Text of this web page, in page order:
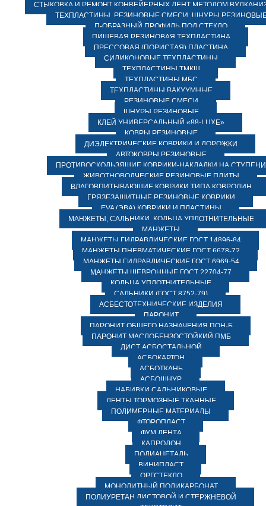
СТЫКОВКА И РЕМОНТ КОНВЕЙЕРНЫХ ЛЕНТ МЕТОДОМ
ТЕХПЛАСТИНЫ, РЕЗИНОВЫЕ СМЕСИ, ШНУРЫ
П-ОБРАЗНЫЙ ПРОФИЛЬ ПОД СТЕКЛО
ПИЩЕВАЯ РЕЗИНОВАЯ ТЕХПЛАСТИНА
ПРЕССОВАЯ (ПОРИСТАЯ) ПЛАСТИНА
СИЛИКОНОВЫЕ ТЕХПЛАСТИНЫ
ТЕХПЛАСТИНЫ ТМКЩ
ТЕХПЛАСТИНЫ МБС
ТЕХПЛАСТИНЫ ВАКУУМНЫЕ
РЕЗИНОВЫЕ СМЕСИ
ШНУРЫ РЕЗИНОВЫЕ
КЛЕЙ УНИВЕРСАЛЬНЫЙ «88-LUXE»
КОВРЫ РЕЗИНОВЫЕ
ДИЭЛЕКТРИЧЕСКИЕ КОВРИКИ И ДОРОЖКИ
АВТОКОВРЫ РЕЗИНОВЫЕ
ПРОТИВОСКОЛЬЗЯЩИЕ КОВРИКИ-НАКЛАДКИ НА СТУПЕНИ
ЖИВОТНОВОДЧЕСКИЕ РЕЗИНОВЫЕ ПЛИТЫ
ВЛАГОВПИТЫВАЮЩИЕ КОВРИКИ ТИПА КОВРОЛИН
ГРЯЗЕЗАЩИТНЫЕ РЕЗИНОВЫЕ КОВРИКИ
EVA (ЭВА) КОВРИКИ И ПЛАСТИНЫ
МАНЖЕТЫ, САЛЬНИКИ, КОЛЬЦА УПЛОТНИТЕЛЬНЫЕ
МАНЖЕТЫ
МАНЖЕТЫ ГИДРАВЛИЧЕСКИЕ ГОСТ 14896-84
МАНЖЕТЫ ПНЕВМАТИЧЕСКИЕ ГОСТ 6678-72
МАНЖЕТЫ ГИДРАВЛИЧЕСКИЕ ГОСТ 6969-54
МАНЖЕТЫ ШЕВРОННЫЕ ГОСТ 22704-77
КОЛЬЦА УПЛОТНИТЕЛЬНЫЕ
САЛЬНИКИ (ГОСТ 8752-79)
АСБЕСТОТЕХНИЧЕСКИЕ ИЗДЕЛИЯ
ПАРОНИТ
ПАРОНИТ ОБЩЕГО НАЗНАЧЕНИЯ ПОН-Б
ПАРОНИТ МАСЛОБЕНЗОСТОЙКИЙ ПМБ
ЛИСТ АСБОСТАЛЬНОЙ
АСБОКАРТОН
АСБОТКАНЬ
АСБОШНУР
НАБИВКИ САЛЬНИКОВЫЕ
ЛЕНТЫ ТОРМОЗНЫЕ ТКАННЫЕ
ПОЛИМЕРНЫЕ МАТЕРИАЛЫ
ФТОРОПЛАСТ
ФУМ ЛЕНТА
КАПРОЛОН
ПОЛИАЦЕТАЛЬ
ВИНИПЛАСТ
ОРГСТЕКЛО
МОНОЛИТНЫЙ ПОЛИКАРБОНАТ
ПОЛИУРЕТАН ЛИСТОВОЙ И СТЕРЖНЕВОЙ